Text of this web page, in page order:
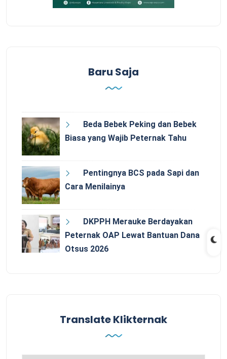
Baru Saja
Beda Bebek Peking dan Bebek
Biasa yang Wajib Peternak Tahu
Pentingnya BCS pada Sapi dan
Cara Menilainya
DKPPH Merauke Berdayakan
Peternak OAP Lewat Bantuan Dana
Otsus 2026
Translate Klikternak